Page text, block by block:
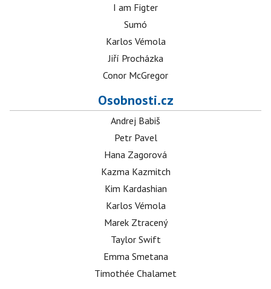
I am Figter
Sumó
Karlos Vémola
Jiří Procházka
Conor McGregor
Osobnosti.cz
Andrej Babiš
Petr Pavel
Hana Zagorová
Kazma Kazmitch
Kim Kardashian
Karlos Vémola
Marek Ztracený
Taylor Swift
Emma Smetana
Timothée Chalamet